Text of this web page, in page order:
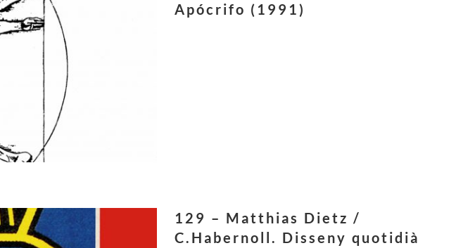
Apócrifo (1991)
129 – Matthias Dietz /
C.Habernoll. Disseny quotidià